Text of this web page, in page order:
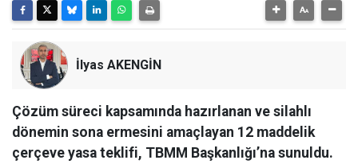
İlyas AKENGİN
Çözüm süreci kapsamında hazırlanan ve silahlı
dönemin sona ermesini amaçlayan 12 maddelik
çerçeve yasa teklifi, TBMM Başkanlığı’na sunuldu.